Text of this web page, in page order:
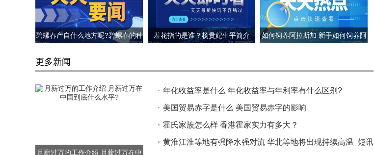
碧螺春产自什么地方呢?碧螺春的种
羞花指的是谁？杨贵妃生平简介
如何饲养阿拉斯加 新手如何饲养阿
更多新闻
月薪过万的工作介绍 月薪过万在中
年化收益率是什么 年化收益率与年利率有什么区别?
美国贸易赤字是什么 美国贸易赤字的影响
霍氏家族怎么样 香港霍家实力有多大？
黄淮江淮等地有强降水强对流 华北等地将出现持续高温_短讯